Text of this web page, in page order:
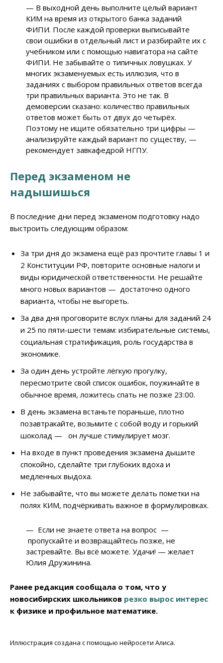
— В выходной день выполните целый вариант
КИМ на время из открытого банка заданий
ФИПИ. После каждой проверки выписывайте
свои ошибки в отдельный лист и разбирайте их с
учебником или с помощью навигатора на сайте
ФИПИ. Не забывайте о типичных ловушках. У
многих экзаменуемых есть иллюзия, что в
заданиях с выбором правильных ответов всегда
три правильных варианта. Это не так. В
демоверсии сказано: количество правильных
ответов может быть от двух до четырёх.
Поэтому не ищите обязательно три цифры —
анализируйте каждый вариант по существу, —
рекомендует завкафедрой НГПУ.
Перед экзаменом не
надышишься
В последние дни перед экзаменом подготовку надо
выстроить следующим образом:
За три дня до экзамена ещё раз прочтите главы 1 и
2 Конституции РФ, повторите основные налоги и
виды юридической ответственности. Не решайте
много новых вариантов — достаточно одного
варианта, чтобы не выгореть.
За два дня проговорите вслух планы для заданий 24
и 25 по пяти-шести темам: избирательные системы,
социальная стратификация, роль государства в
экономике.
За один день устройте лёгкую прогулку,
пересмотрите свой список ошибок, поужинайте в
обычное время, ложитесь спать не позже 23:00.
В день экзамена встаньте пораньше, плотно
позавтракайте, возьмите с собой воду и горький
шоколад — он лучше стимулирует мозг.
На входе в пункт проведения экзамена дышите
спокойно, сделайте три глубоких вдоха и
медленных выдоха.
Не забывайте, что вы можете делать пометки на
полях КИМ, подчёркивать важное в формулировках.
— Если не знаете ответа на вопрос —
пропускайте и возвращайтесь позже, не
застревайте. Вы всё можете. Удачи! — желает
Юлия Дружинина.
Ранее редакция сообщала о том, что у
новосибирских школьников резко вырос интерес
к физике и профильное математике.
Иллюстрация создана с помощью нейросети Алиса.